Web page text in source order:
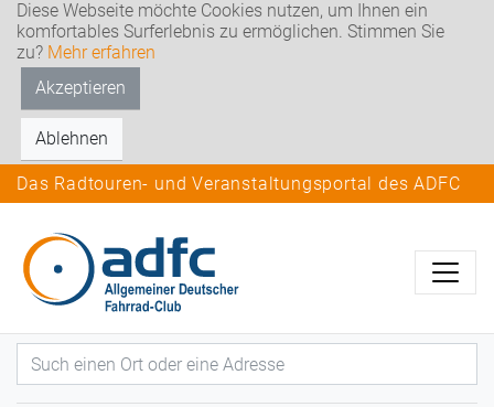
Diese Webseite möchte Cookies nutzen, um Ihnen ein
komfortables Surferlebnis zu ermöglichen. Stimmen Sie
zu? Mehr erfahren
Akzeptieren
Ablehnen
Das Radtouren- und Veranstaltungsportal des ADFC